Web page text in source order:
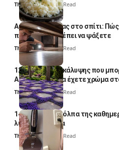
Thali Ombre4 Min Read
Αυγά κατσαρίδας στο σπίτι:
ποια σημεία πρέπει να ψάξετε
Thali Ombre4 Min Read
12 φυτά εδαφοκάλυψης που
Αύγουστο για να έχετε χρώμα
Thali Ombre7 Min Read
14 πανέξυπνα κόλπα της
λύσουν τα χέρια
Thali Ombre 6 Min Read